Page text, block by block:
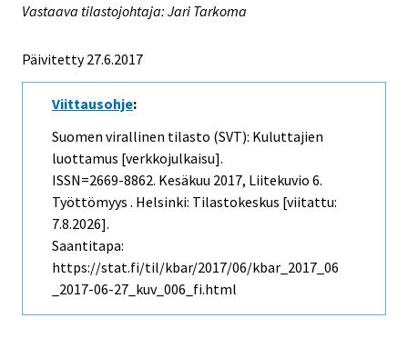
Vastaava tilastojohtaja: Jari Tarkoma
Päivitetty 27.6.2017
Viittausohje:
Suomen virallinen tilasto (SVT): Kuluttajien
luottamus [verkkojulkaisu].
ISSN=2669-8862. Kesäkuu 2017, Liitekuvio 6.
Työttömyys . Helsinki: Tilastokeskus [viitattu:
7.8.2026].
Saantitapa:
https://stat.fi/til/kbar/2017/06/kbar_2017_06
_2017-06-27_kuv_006_fi.html